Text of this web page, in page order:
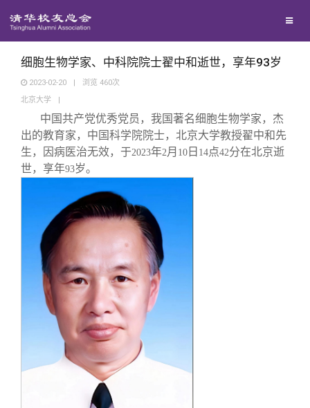
地区联络
院系校友工作
兴趣群体
西南联大校友会
回馈母校
捐赠方法
义工计划
《清华校友通讯》
我要订阅
新媒体平台
百年清华
清华故事
青春风采
校友文苑
校友讲坛
终身学习
信息化服务
三创大赛
实用信息
校友总会
总会简介
会长致辞
总会章程
关闭
细胞生物学家、中科院院士翟中和逝世，享年93岁
2023-02-20 | 浏览 460次
北京大学
|
中国共产党优秀党员，我国著名细胞生物学家，杰
出的教育家，中国科学院院士，北京大学教授翟中和先
生，因病医治无效，于2023年2月 10 日 14点42分在北京逝
世，享年93岁。